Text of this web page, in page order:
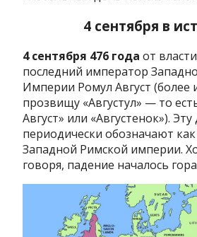
4 сентября в
4 сентября 476 года от
последний император
Империи Ромул Август (более
прозвищу «Августул» — то
Август» или «Августенок»). Эту
периодически обозначают
Западной Римской империи.
говоря, падение началось